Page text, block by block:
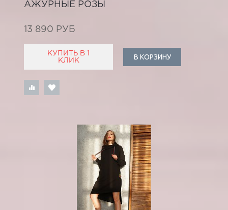
АЖУРНЫЕ РОЗЫ
13 890 РУБ
КУПИТЬ В 1
КЛИК
В КОРЗИНУ